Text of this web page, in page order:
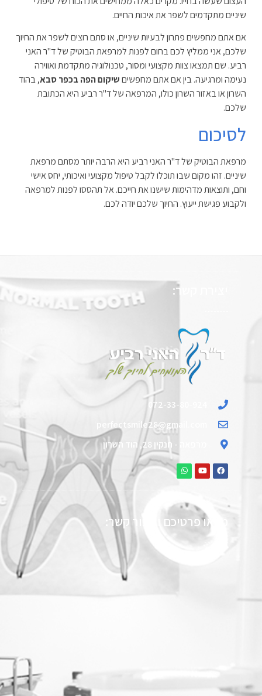
שיניים מתקדמים לשפר את איכות החיים.
אם אתם מחפשים פתרון לבעיות שיניים, או סתם רוצים לשפר את החיוך
שלכם, אני ממליץ לכם בחום לפנות למרפאת הבוטיק של ד"ר האני
רביע. שם תמצאו צוות מקצועי ומסור, טכנולוגיה מתקדמת ואווירה
נעימה ומרגיעה. בין אם אתם מחפשיםשיקום הפה בכפר סבא, בהוד
השרון או באזור השרון כולו, המרפאה של ד"ר רביע היא הכתובת
שלכם.
לסיכום
מרפאת הבוטיק של ד"ר האני רביע היא הרבה יותר מסתם מרפאת
שיניים. זהו מקום שבו תוכלו לקבל טיפול מקצועי ואיכותי, יחס אישי
וחם, ותוצאות מדהימות שישנו את חייכם. אל תהססו לפנות למרפאה
ולקבוע פגישת ייעוץ. החיוך שלכם יודה לכם.
יצירת קשר:
072-33-80-924
perfectsmile28@gmail.com
מרפאה - חנקין 28, הוד השרון
מלאו פרטיכם וניצור קשר: